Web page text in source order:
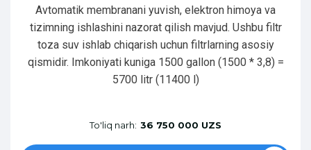
Avtomatik membranani yuvish, elektron himoya va
tizimning ishlashini nazorat qilish mavjud. Ushbu filtr
toza suv ishlab chiqarish uchun filtrlarning asosiy
qismidir. Imkoniyati kuniga 1500 gallon (1500 * 3,8) =
5700 litr (11400 l)
To'liq narh: 36 750 000 UZS